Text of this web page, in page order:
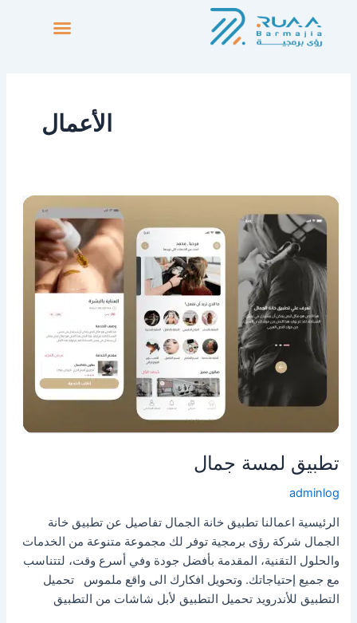
المحتوى
الأعمال
تطبيق لمسة جمال
adminlog
الرئيسية اعمالنا تطبيق خانة الجمال تفاصيل عن تطبيق خانة
الجمال شركة رؤى برمجية توفر لك مجموعة متنوعة من الخدمات
والحلول التقنية، المقدمة بأفضل جودة وفي أسرع وقت، لتتناسب
مع جميع إحتياجاتك. وتحويل افكارك الى واقع ملموس تحميل
التطبيق للأندرويد تحميل التطبيق لأبل شاشات من التطبيق
تطبيق
لمسة